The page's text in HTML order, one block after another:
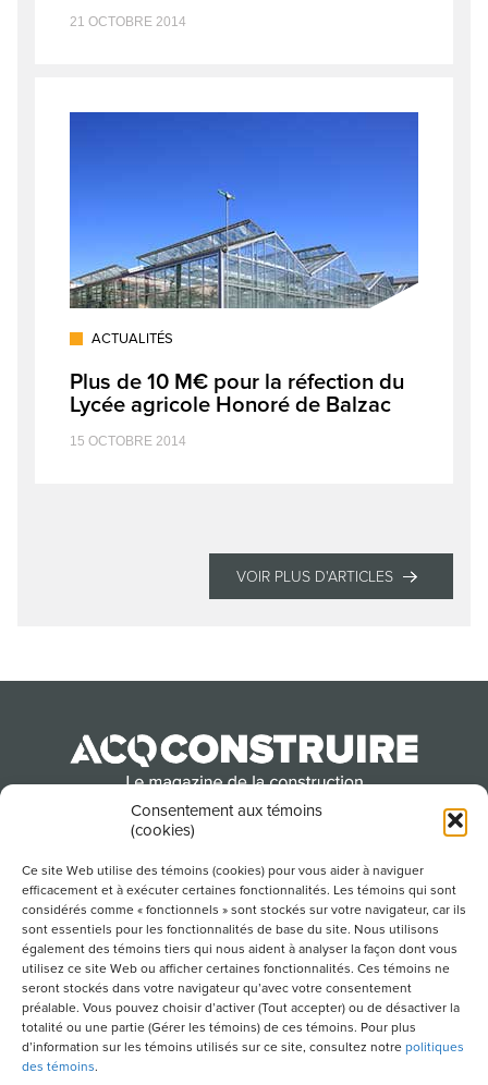
Consentement aux témoins
(cookies)
Ce site Web utilise des témoins (cookies) pour vous aider à naviguer
efficacement et à exécuter certaines fonctionnalités. Les témoins qui sont
considérés comme « fonctionnels » sont stockés sur votre navigateur, car ils
sont essentiels pour les fonctionnalités de base du site. Nous utilisons
également des témoins tiers qui nous aident à analyser la façon dont vous
utilisez ce site Web ou afficher certaines fonctionnalités. Ces témoins ne
seront stockés dans votre navigateur qu’avec votre consentement
préalable. Vous pouvez choisir d’activer (Tout accepter) ou de désactiver la
totalité ou une partie (Gérer les témoins) de ces témoins. Pour plus
d’information sur les témoins utilisés sur ce site, consultez notre politiques
des témoins.
21 OCTOBRE 2014
ACTUALITÉS
Plus de 10 M€ pour la réfection du
Lycée agricole Honoré de Balzac
15 OCTOBRE 2014
VOIR PLUS D'ARTICLES
Québec
POUR S’ABONNER À NOTRE INFOLETTRE
LIENS UTILES